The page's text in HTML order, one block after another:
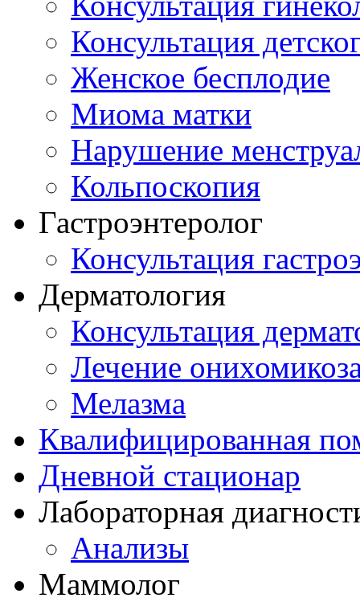
Консультация
Женское бесплодие
Миома матки
Нарушение
Кольпоскопия
Гастроэнтеролог
Консультация
Дерматология
Консультация
Лечение
Мелазма
Квалифицированная
Дневной стационар
Лабораторная
Анализы
Маммолог